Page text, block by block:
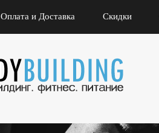
Оплата и Доставка Скидки